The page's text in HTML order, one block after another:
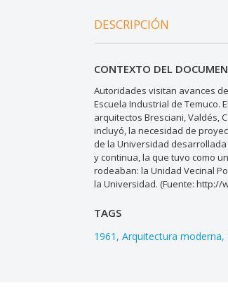
DESCRIPCIÓN
CONTEXTO DEL
Autoridades visitan avances
Escuela Industrial de Temuco.
arquitectos Bresciani, Valdés,
incluyó, la necesidad de
de la Universidad
y continua, la que tuvo como
rodeaban: la Unidad Vecinal
la Universidad. (Fuente: http://
TAGS
1961 Arquitectura moderna